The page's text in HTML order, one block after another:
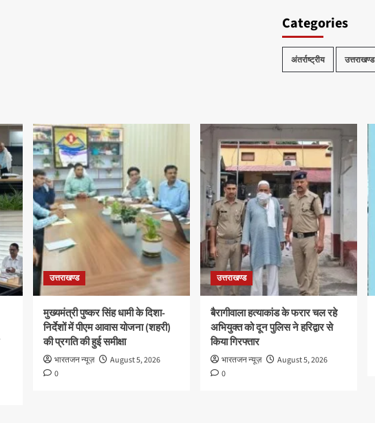
Categories
अंतर्राष्ट्रीय उत्तराखण्ड
उत्तराखण्ड
मुख्यमंत्री पुष्कर सिंह धामी के दिशा-
निर्देशों में पीएम आवास योजना (शहरी)
की प्रगति की हुई समीक्षा
भारतजन न्यूज़
August 5, 2026
0
उत्तराखण्ड
बैरागीवाला हत्याकांड के फरार चल रहे
अभियुक्त को दून पुलिस ने हरिद्वार से
किया गिरफ्तार
भारतजन न्यूज़
August 5, 2026
0